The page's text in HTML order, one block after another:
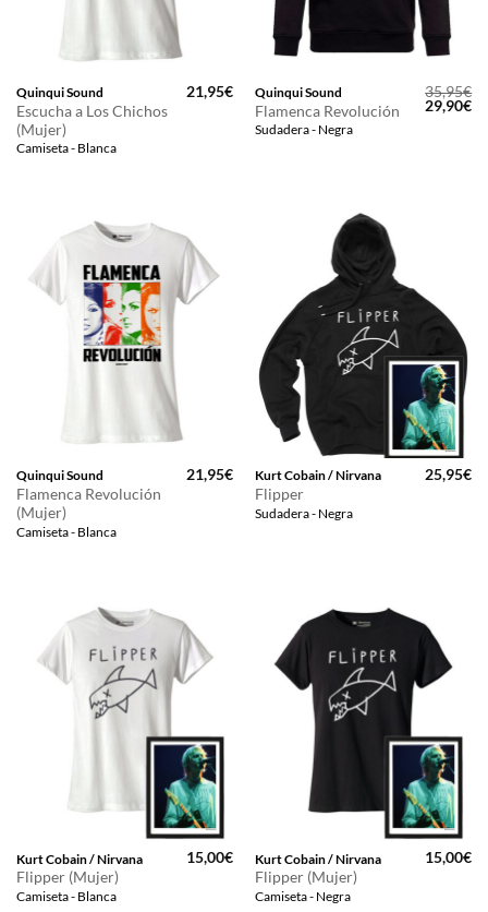
Quinqui Sound
Escucha a Los Chichos
(Mujer)
Camiseta - Blanca
21,95€ Quinqui Sound
Flamenca Revolución
Sudadera - Negra
35,95€
El
precio
29,90€El
Quinqui Sound
Flamenca Revolución
(Mujer)
Camiseta - Blanca
21,95€ Kurt Cobain / Nirvana
Flipper
Sudadera - Negra
25,95€
Kurt Cobain / Nirvana
Flipper (Mujer)
Camiseta - Blanca
15,00€ Kurt Cobain / Nirvana
Flipper (Mujer)
Camiseta - Negra
15,00€